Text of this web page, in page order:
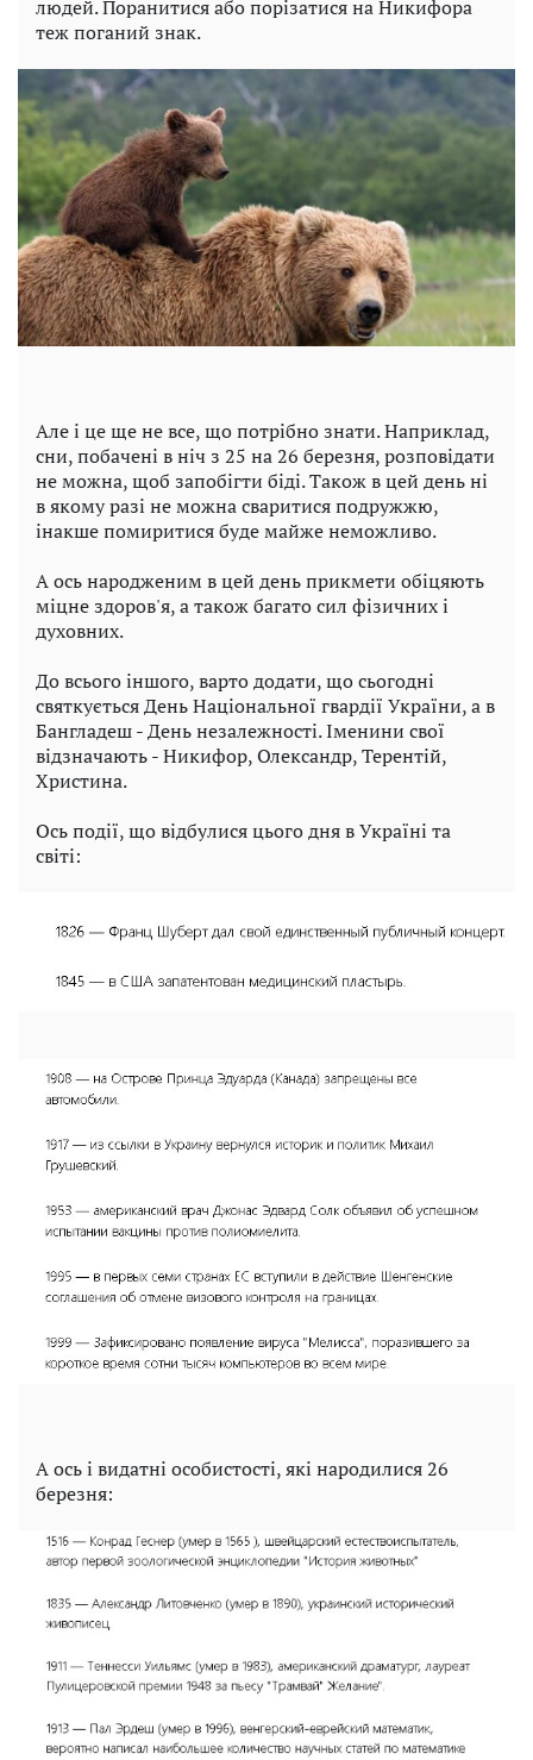
людей. Поранитися або порізатися на Никифора
теж поганий знак.
Але і це ще не все, що потрібно знати. Наприклад,
сни, побачені в ніч з 25 на 26 березня, розповідати
не можна, щоб запобігти біді. Також в цей день ні
в якому разі не можна сваритися подружжю,
інакше помиритися буде майже неможливо.
А ось народженим в цей день прикмети обіцяють
міцне здоров'я, а також багато сил фізичних і
духовних.
До всього іншого, варто додати, що сьогодні
святкується День Національної гвардії України, а в
Бангладеш - День незалежності. Іменини свої
відзначають - Никифор, Олександр, Терентій,
Христина.
Ось події, що відбулися цього дня в Україні та
світі:
А ось і видатні особистості, які народилися 26
березня: